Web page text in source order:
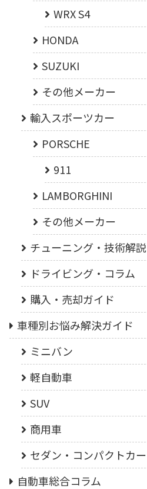
WRX S4
HONDA
SUZUKI
その他メーカー
輸入スポーツカー
PORSCHE
911
LAMBORGHINI
その他メーカー
チューニング・技術解説
ドライビング・コラム
購入・売却ガイド
車種別お悩み解決ガイド
ミニバン
軽自動車
SUV
商用車
セダン・コンパクトカー
自動車総合コラム